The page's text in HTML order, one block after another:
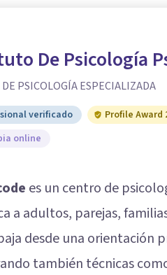
De Psicología
PSICOLOGÍA ESPECIALIZADA
verificado Profile Award
online
es un centro de
a adultos, parejas,
desde una orientación
también técnicas